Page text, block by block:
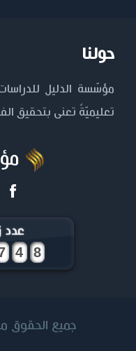
حولنا
مؤسّسة الدليل
تعليميّةٌ تعنى بتحقيق
عدد
جميع الحقوق